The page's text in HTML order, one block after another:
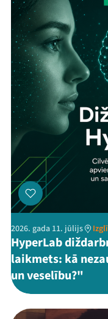
2026. gada 11. jūlijs
HyperLab
laikmets: kā
un veselību?"